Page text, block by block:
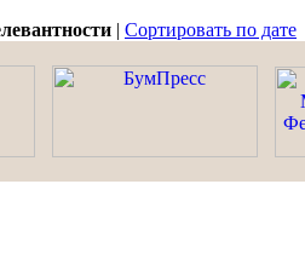
| Сортировать по дате